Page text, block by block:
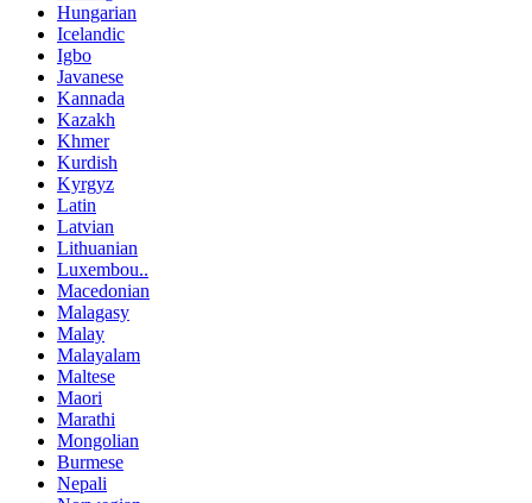
Hungarian
Icelandic
Igbo
Javanese
Kannada
Kazakh
Khmer
Kurdish
Kyrgyz
Latin
Latvian
Lithuanian
Luxembou..
Macedonian
Malagasy
Malay
Malayalam
Maltese
Maori
Marathi
Mongolian
Burmese
Nepali